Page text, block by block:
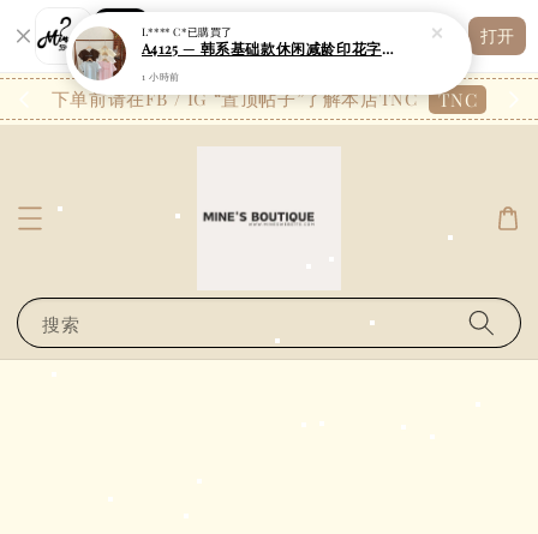
Shopping: 追踪您的订单
您信赖的商店
打开
下单前请在FB / IG “置顶帖子”了解本店TNC TNC
搜索
L**** C*已購買了
A4125 — 韩系基础款休闲减龄印花字圆领修身长款上衣
1 小時前